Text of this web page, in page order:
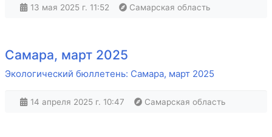
13 мая 2025 г. 11:52 Самарская область
Самара, март 2025
Экологический бюллетень: Самара, март 2025
14 апреля 2025 г. 10:47 Самарская область